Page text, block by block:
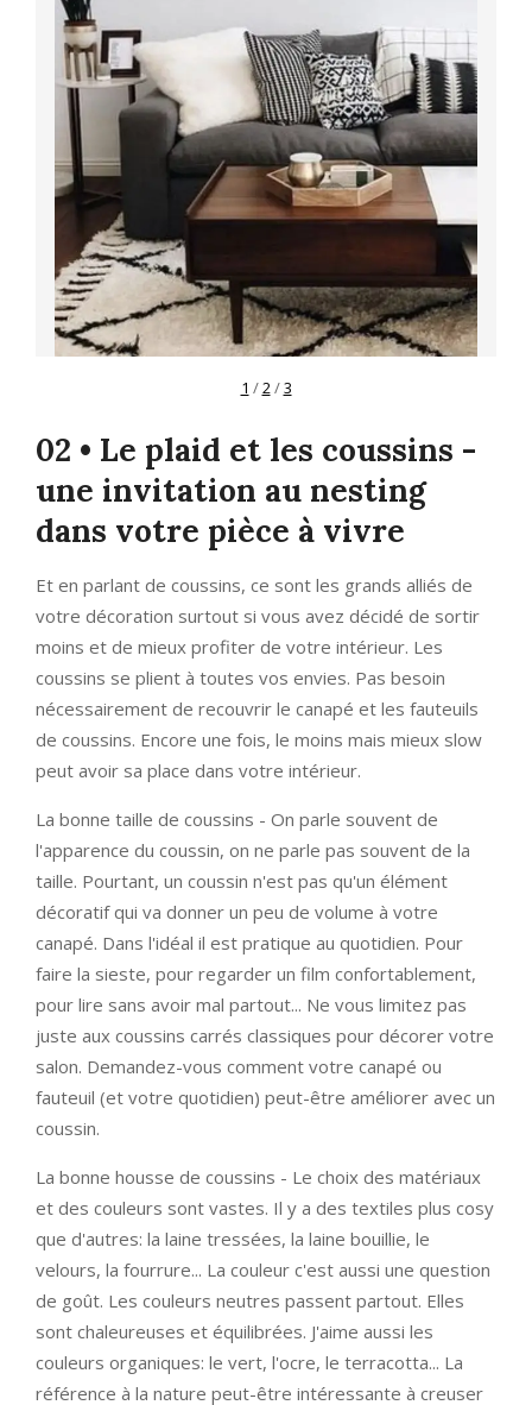
1 /2/3
02 • Le plaid et les coussins -
une invitation au nesting
dans votre pièce à vivre
Et en parlant de coussins, ce sont les grands alliés de
votre décoration surtout si vous avez décidé de sortir
moins et de mieux profiter de votre intérieur. Les
coussins se plient à toutes vos envies. Pas besoin
nécessairement de recouvrir le canapé et les fauteuils
de coussins. Encore une fois, le moins mais mieux slow
peut avoir sa place dans votre intérieur.
La bonne taille de coussins - On parle souvent de
l'apparence du coussin, on ne parle pas souvent de la
taille. Pourtant, un coussin n'est pas qu'un élément
décoratif qui va donner un peu de volume à votre
canapé. Dans l'idéal il est pratique au quotidien. Pour
faire la sieste, pour regarder un film confortablement,
pour lire sans avoir mal partout... Ne vous limitez pas
juste aux coussins carrés classiques pour décorer votre
salon. Demandez-vous comment votre canapé ou
fauteuil (et votre quotidien) peut-être améliorer avec un
coussin.
La bonne housse de coussins - Le choix des matériaux
et des couleurs sont vastes. Il y a des textiles plus cosy
que d'autres: la laine tressées, la laine bouillie, le
velours, la fourrure... La couleur c'est aussi une question
de goût. Les couleurs neutres passent partout. Elles
sont chaleureuses et équilibrées. J'aime aussi les
couleurs organiques: le vert, l'ocre, le terracotta... La
référence à la nature peut-être intéressante à creuser